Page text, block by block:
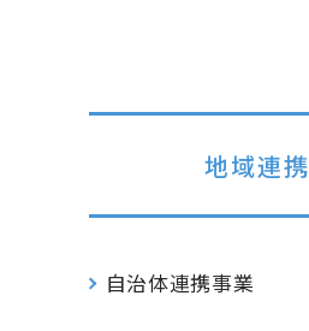
地域連携
自治体連携事業